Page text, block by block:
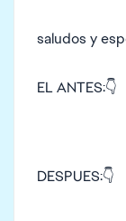
saludos y
EL ANTES:👇
DESPUES:👇